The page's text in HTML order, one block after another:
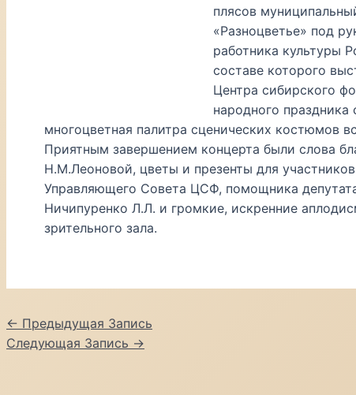
плясов
«Разноцветье» под
работника культуры
составе которого
Центра сибирского
народного праздника
многоцветная палитра сценических костюмов
Приятным завершением концерта были слова
Н.М.Леоновой, цветы и презенты для
Управляющего Совета ЦСФ, помощника
Ничипуренко Л.Л. и громкие, искренние
зрительного зала.
Навигация
по
← Предыдущая Запись
Следующая Запись →